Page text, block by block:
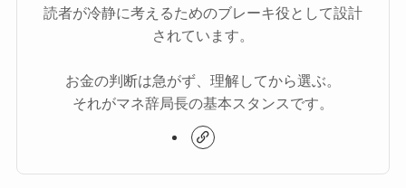
読者が冷静に考えるためのブレーキ役として設計
されています。
お金の判断は急がず、理解してから選ぶ。
それがマネ辞局長の基本スタンスです。